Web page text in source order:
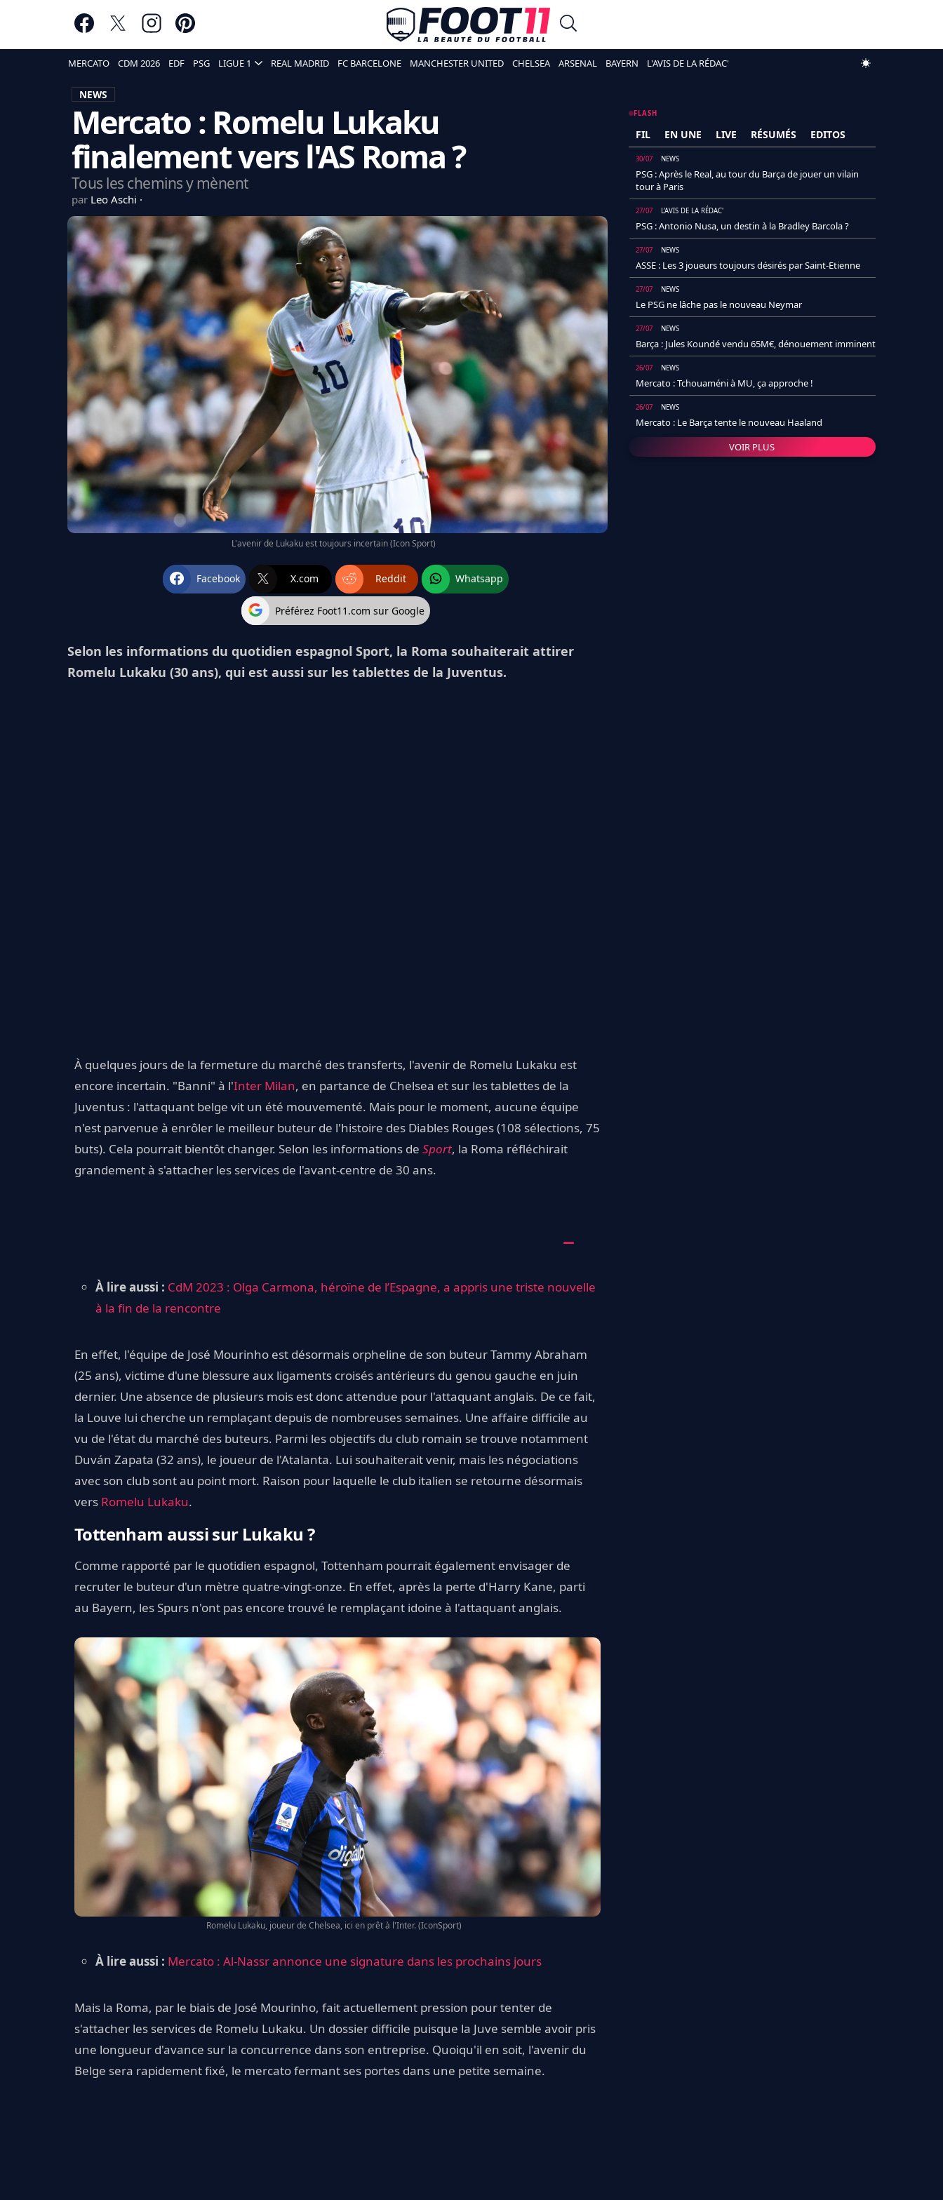
MERCATO CDM 2026 EDF PSG LIGUE 1 REAL MADRID FC BARCELONE MANCHESTER UNITED CHELSEA ARSENAL BAYERN L'AVIS DE LA RÉDAC'
NEWS
Mercato : Romelu Lukaku
finalement vers l'AS Roma ?
Tous les chemins y mènent
par Leo Aschi
L'avenir de Lukaku est toujours incertain (Icon Sport)
Facebook X.com Reddit Whatsapp
Préférez Foot11.com sur Google
Selon les informations du quotidien espagnol Sport, la Roma souhaiterait attirer
Romelu Lukaku (30 ans), qui est aussi sur les tablettes de la Juventus.
À quelques jours de la fermeture du marché des transferts, l'avenir de Romelu Lukaku est
encore incertain. "Banni" à l'Inter Milan, en partance de Chelsea et sur les tablettes de la
Juventus : l'attaquant belge vit un été mouvementé. Mais pour le moment, aucune équipe
n'est parvenue à enrôler le meilleur buteur de l'histoire des Diables Rouges (108 sélections, 75
buts). Cela pourrait bientôt changer. Selon les informations de Sport, la Roma réfléchirait
grandement à s'attacher les services de l'avant-centre de 30 ans.
À lire aussi : CdM 2023 : Olga Carmona, héroïne de l’Espagne, a appris une triste nouvelle
à la fin de la rencontre
En effet, l'équipe de José Mourinho est désormais orpheline de son buteur Tammy Abraham
(25 ans), victime d'une blessure aux ligaments croisés antérieurs du genou gauche en juin
dernier. Une absence de plusieurs mois est donc attendue pour l'attaquant anglais. De ce fait,
la Louve lui cherche un remplaçant depuis de nombreuses semaines. Une affaire difficile au
vu de l'état du marché des buteurs. Parmi les objectifs du club romain se trouve notamment
Duván Zapata (32 ans), le joueur de l'Atalanta. Lui souhaiterait venir, mais les négociations
avec son club sont au point mort. Raison pour laquelle le club italien se retourne désormais
vers Romelu Lukaku.
Tottenham aussi sur Lukaku ?
Comme rapporté par le quotidien espagnol, Tottenham pourrait également envisager de
recruter le buteur d'un mètre quatre-vingt-onze. En effet, après la perte d'Harry Kane, parti
au Bayern, les Spurs n'ont pas encore trouvé le remplaçant idoine à l'attaquant anglais.
Romelu Lukaku, joueur de Chelsea, ici en prêt à l'Inter. (IconSport)
À lire aussi : Mercato : Al-Nassr annonce une signature dans les prochains jours
Mais la Roma, par le biais de José Mourinho, fait actuellement pression pour tenter de
s'attacher les services de Romelu Lukaku. Un dossier difficile puisque la Juve semble avoir pris
une longueur d'avance sur la concurrence dans son entreprise. Quoiqu'il en soit, l'avenir du
Belge sera rapidement fixé, le mercato fermant ses portes dans une petite semaine.
FLASH
FIL EN UNE LIVE RÉSUMÉS EDITOS
30/07 NEWS
PSG : Après le Real, au tour du Barça de jouer un vilain
tour à Paris
27/07 L'AVIS DE LA RÉDAC'
PSG : Antonio Nusa, un destin à la Bradley Barcola ?
27/07 NEWS
ASSE : Les 3 joueurs toujours désirés par Saint-Etienne
27/07 NEWS
Le PSG ne lâche pas le nouveau Neymar
27/07 NEWS
Barça : Jules Koundé vendu 65M€, dénouement imminent
26/07 NEWS
Mercato : Tchouaméni à MU, ça approche !
26/07 NEWS
Mercato : Le Barça tente le nouveau Haaland
VOIR PLUS